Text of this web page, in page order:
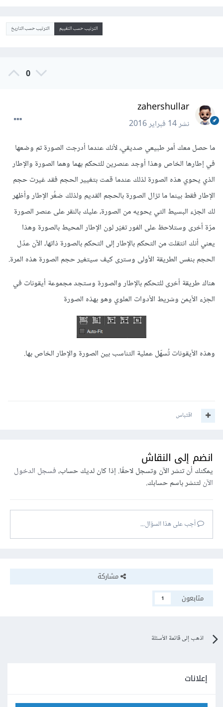
الترتيب حسب التقييم الترتيب حسب التاريخ
0
zahershullar
نشر14 فبراير 2016
ما حصل معك أمر طبيعي صديقي، لأنك عندما أدرجت الصورة تم وضعها
في إطارها الخاص وهذا أوجد عنصرين للتحكم بهما وهما الصورة والإطار
الذي يحوي هذه الصورة لذلك عندما قمت بتغيير الحجم فقد غيرت حجم
الإطار فقط بينما ما تزال الصورة بالحجم القديم ولذلك صَغُر الإطار وأظهر
لك الجزء البسيط التي يحويه من الصورة، عليك بالنقر على عنصر الصورة
مرّة أخرى وستلاحظ على الفور تغيّر لون الإطار المحيط بالصورة وهذا
يعني أنك انتقلت من التحكم بالإطار إلى التحكم بالصورة ذاتها، الآن عدّل
الحجم بنفس الطريقة الأولى وسترى كيف سيتغير حجم الصورة هذه المرة.
هناك طريقة أخرى للتحكم بالإطار والصورة وستجد مجموعة أيقونات في
الجزء الأيمن وشريط الأدوات العلوي وهو بهذه الصورة
وهذه الأيقونات تُسهّل عملية التناسب بين الصورة والإطار الخاص بها.
اقتباس
انضم إلى النقاش
يمكنك أن تنشر الآن وتسجل لاحقًا. إذا كان لديك حساب،فسجل الدخول
الآنلتنشر باسم حسابك.
أجب على هذا السؤال...
مشاركة
متابعون
1
اذهب إلى قائمة الأسئلة
إعلانات